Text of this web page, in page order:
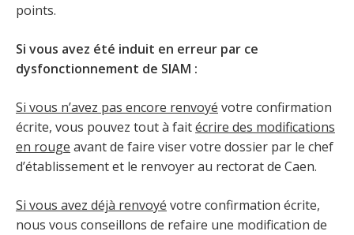
points.
Si vous avez été induit en erreur par ce
dysfonctionnement de SIAM :
Si vous n’avez pas encore renvoyé votre confirmation
écrite, vous pouvez tout à faitécrire des modifications
en rouge avant de faire viser votre dossier par le chef
d’établissement et le renvoyer au rectorat de Caen.
Si vous avez déjà renvoyé votre confirmation écrite,
nous vous conseillons de refaire une modification de